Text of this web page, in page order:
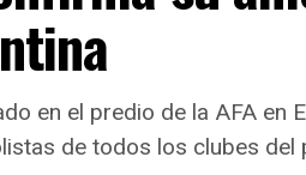
en el predio de la AFA en
de todos los clubes del